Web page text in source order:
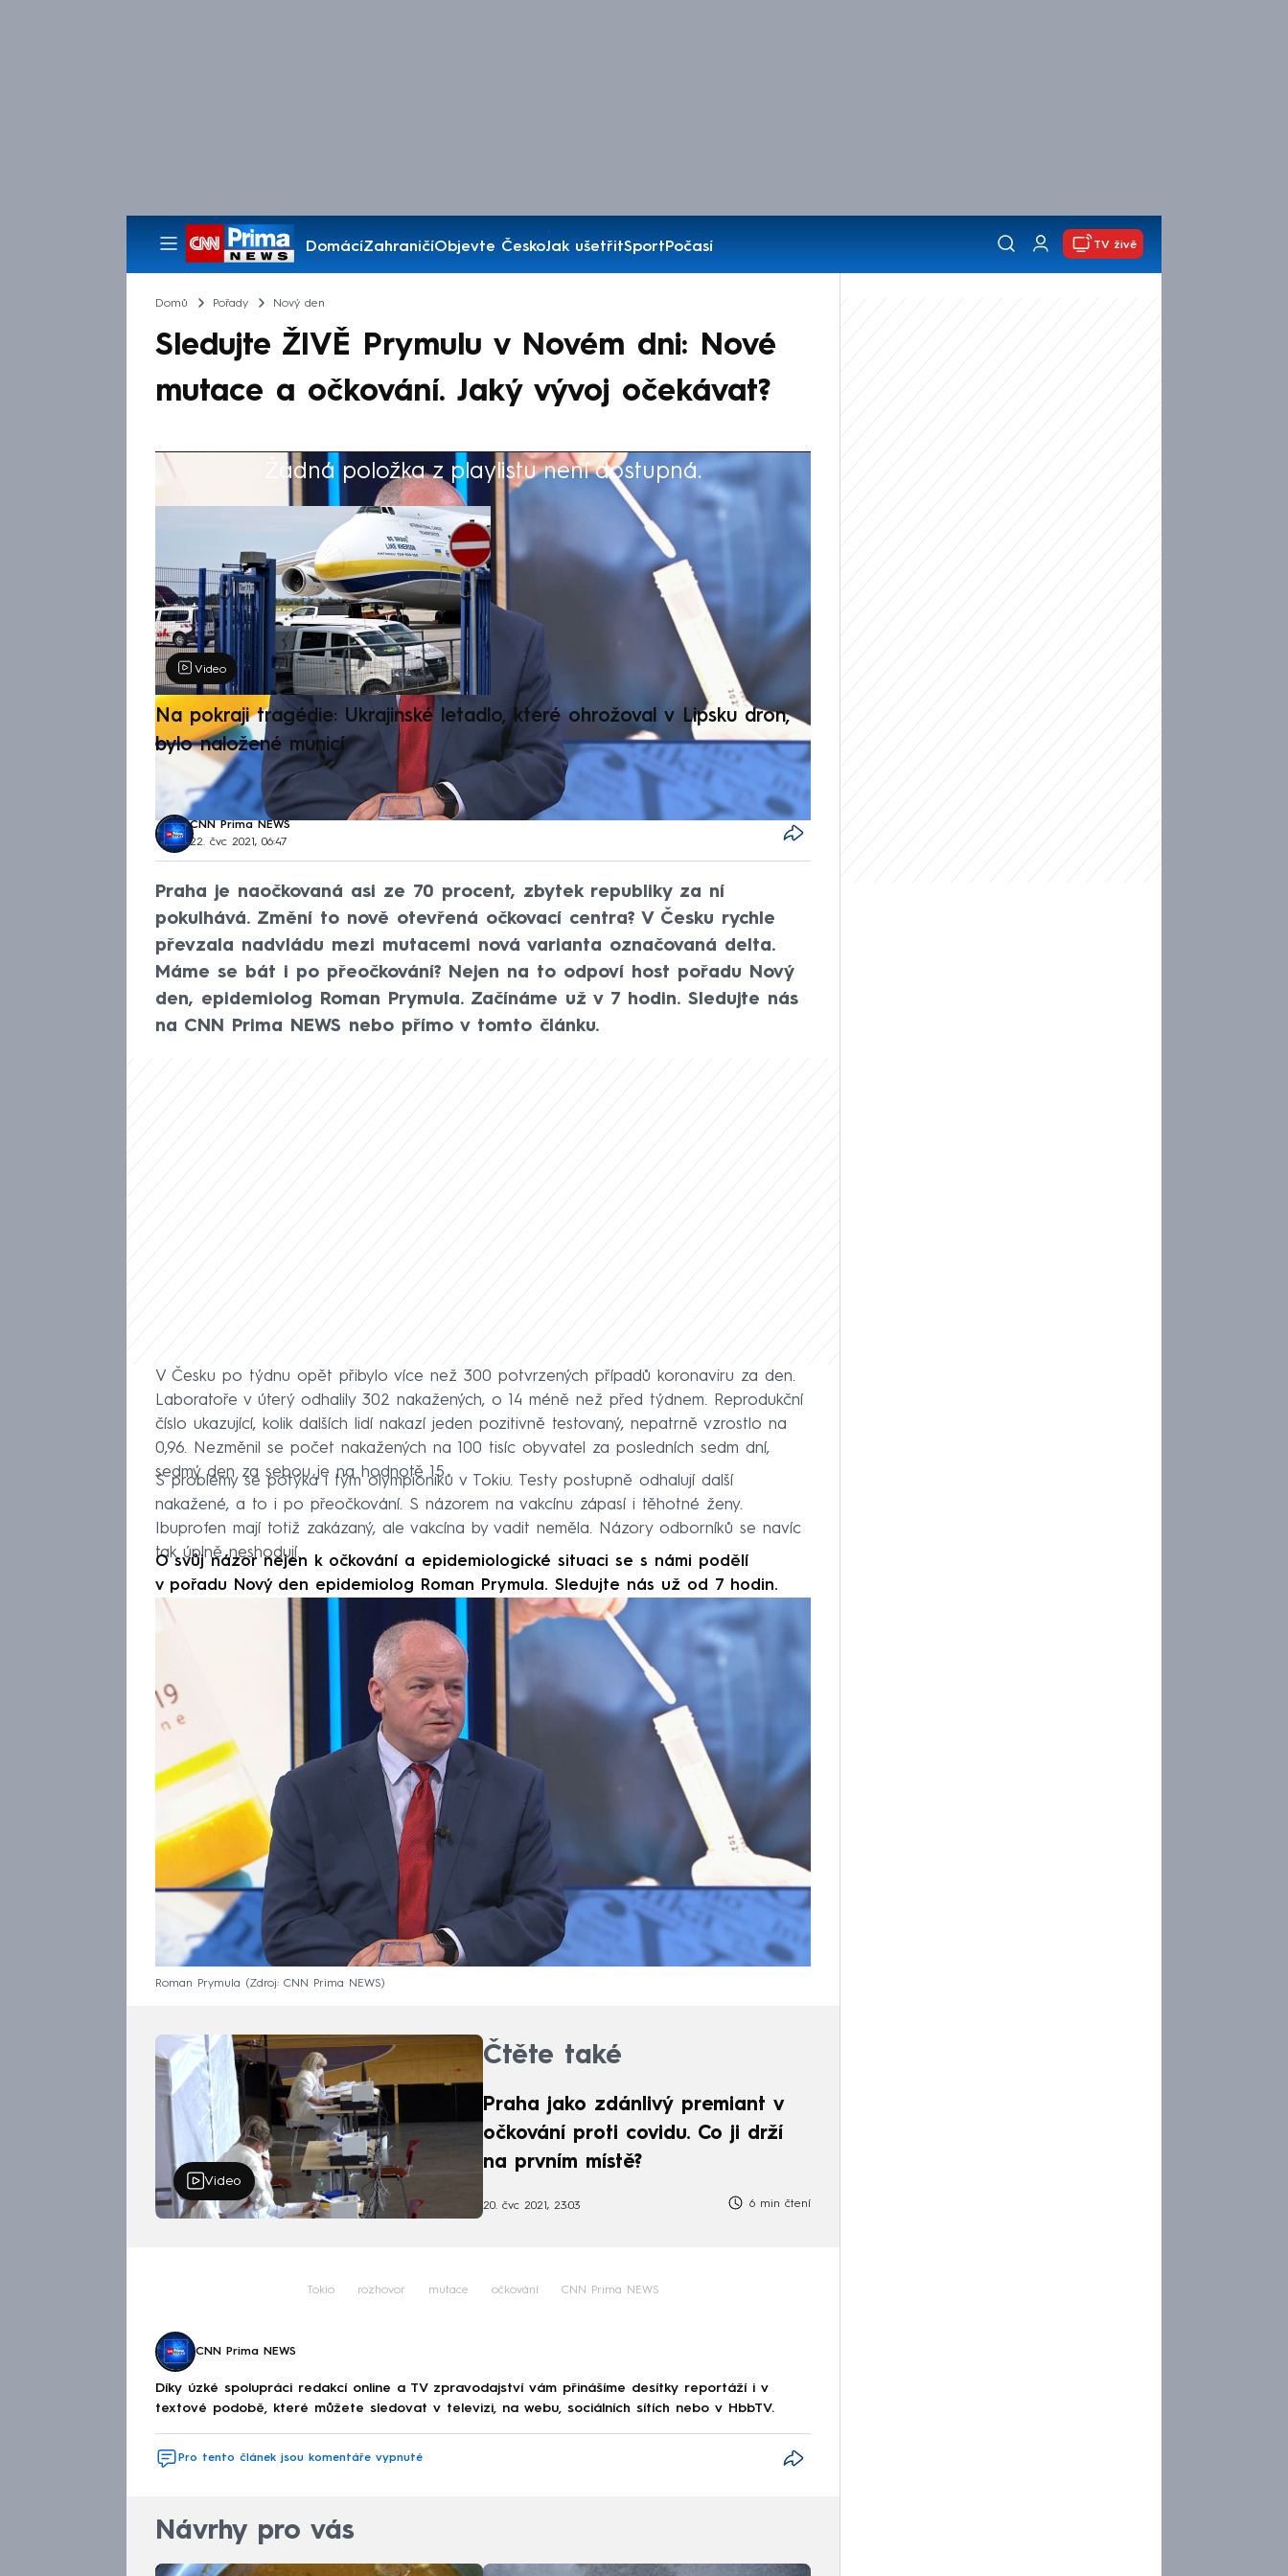
DomácíZahraničíObjevte ČeskoJak ušetřitSportPočasí
Pořady
TV živě
Domů Pořady Nový den
Sledujte ŽIVĚ Prymulu v Novém dni: Nové
mutace a očkování. Jaký vývoj očekávat?
Žádná položka z playlistu není dostupná.
Výběr redakce
Video
Na pokraji tragédie: Ukrajinské letadlo, které ohrožoval v Lipsku dron,
bylo naložené municí
CNN Prima NEWS
22. čvc 2021, 06:47
Praha je naočkovaná asi ze 70 procent, zbytek republiky za ní
pokulhává. Změní to nově otevřená očkovací centra? V Česku rychle
převzala nadvládu mezi mutacemi nová varianta označovaná delta.
Máme se bát i po přeočkování? Nejen na to odpoví host pořadu Nový
den, epidemiolog Roman Prymula. Začínáme už v 7 hodin. Sledujte nás
na CNN Prima NEWS nebo přímo v tomto článku.
V Česku po týdnu opět přibylo více než 300 potvrzených případů koronaviru za den.
Laboratoře v úterý odhalily 302 nakažených, o 14 méně než před týdnem. Reprodukční
číslo ukazující, kolik dalších lidí nakazí jeden pozitivně testovaný, nepatrně vzrostlo na
0,96. Nezměnil se počet nakažených na 100 tisíc obyvatel za posledních sedm dní,
sedmý den za sebou je na hodnotě 15.
S problémy se potýká i tým olympioniků v Tokiu. Testy postupně odhalují další
nakažené, a to i po přeočkování. S názorem na vakcínu zápasí i těhotné ženy.
Ibuprofen mají totiž zakázaný, ale vakcína by vadit neměla. Názory odborníků se navíc
tak úplně neshodují.
O svůj názor nejen k očkování a epidemiologické situaci se s námi podělí
v pořadu Nový den epidemiolog Roman Prymula. Sledujte nás už od 7 hodin.
Roman Prymula Zdroj: CNN Prima NEWS
Video
Čtěte také
Praha jako zdánlivý premiant v
očkování proti covidu. Co ji drží
na prvním místě?
20. čvc 2021, 23:03 6 min čtení
Tokio rozhovor mutace očkování CNN Prima NEWS
CNN Prima NEWS
Díky úzké spolupráci redakcí online a TV zpravodajství vám přinášíme desítky reportáží i v
textové podobě, které můžete sledovat v televizi, na webu, sociálních sítích nebo v HbbTV.
Pro tento článek jsou komentáře vypnuté
Návrhy pro vás